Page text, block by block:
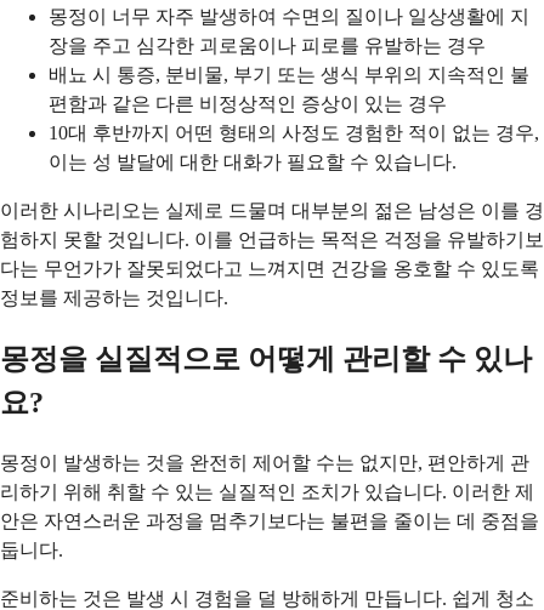
몽정이 너무 자주 발생하여 수면의 질이나 일상생활에 지
장을 주고 심각한 괴로움이나 피로를 유발하는 경우
배뇨 시 통증, 분비물, 부기 또는 생식 부위의 지속적인 불
편함과 같은 다른 비정상적인 증상이 있는 경우
10대 후반까지 어떤 형태의 사정도 경험한 적이 없는 경우,
이는 성 발달에 대한 대화가 필요할 수 있습니다.
이러한 시나리오는 실제로 드물며 대부분의 젊은 남성은 이를 경
험하지 못할 것입니다. 이를 언급하는 목적은 걱정을 유발하기보
다는 무언가가 잘못되었다고 느껴지면 건강을 옹호할 수 있도록
정보를 제공하는 것입니다.
몽정을 실질적으로 어떻게 관리할 수 있나
요?
몽정이 발생하는 것을 완전히 제어할 수는 없지만, 편안하게 관
리하기 위해 취할 수 있는 실질적인 조치가 있습니다. 이러한 제
안은 자연스러운 과정을 멈추기보다는 불편을 줄이는 데 중점을
둡니다.
준비하는 것은 발생 시 경험을 덜 방해하게 만듭니다. 쉽게 청소